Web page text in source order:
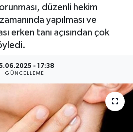
düzenli hekim
yapılması ve
erken tanı açısından çok
- 17:38
GÜNCELLEME